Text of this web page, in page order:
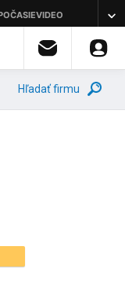
Hľadať firmu